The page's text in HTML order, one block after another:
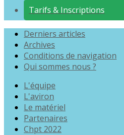
Tarifs & Inscriptions
Derniers articles
Archives
Conditions de navigation
Qui sommes nous ?
L'équipe
L'aviron
Le matériel
Partenaires
Chpt 2022